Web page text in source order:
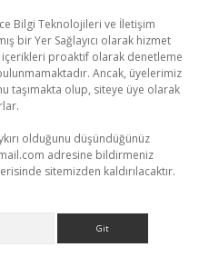
Bilgi Teknolojileri ve İletişim
bir Yer Sağlayıcı olarak hizmet
proaktif olarak denetleme
Ancak, üyelerimiz
taşımakta olup, siteye üye olarak
olduğunu düşündüğünüz
adresine bildirmeniz
sitemizden kaldırılacaktır.